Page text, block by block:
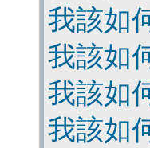
我該如
我該如
我該如
我該如